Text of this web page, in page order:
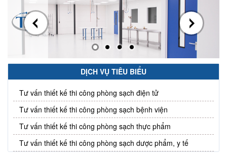
DỊCH VỤ TIÊU BIỂU
Tư vấn thiết kế thi công phòng sạch điện tử
Tư vấn thiết kế thi công phòng sạch bệnh viện
Tư vấn thiết kế thi công phòng sạch thực phẩm
Tư vấn thiết kế thi công phòng sạch dược phẩm, y tế